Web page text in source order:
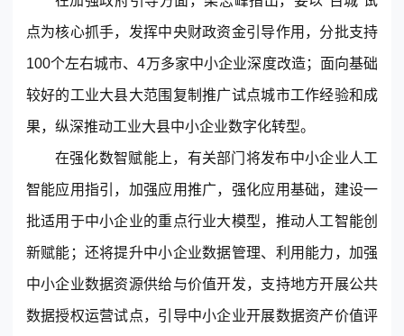
点为核心抓手，发挥中央财政资金引导作用，分批支持
100个左右城市、4万多家中小企业深度改造；面向基础
较好的工业大县大范围复制推广试点城市工作经验和成
果，纵深推动工业大县中小企业数字化转型。
在强化数智赋能上，有关部门将发布中小企业人工
智能应用指引，加强应用推广，强化应用基础，建设一
批适用于中小企业的重点行业大模型，推动人工智能创
新赋能；还将提升中小企业数据管理、利用能力，加强
中小企业数据资源供给与价值开发，支持地方开展公共
数据授权运营试点，引导中小企业开展数据资产价值评